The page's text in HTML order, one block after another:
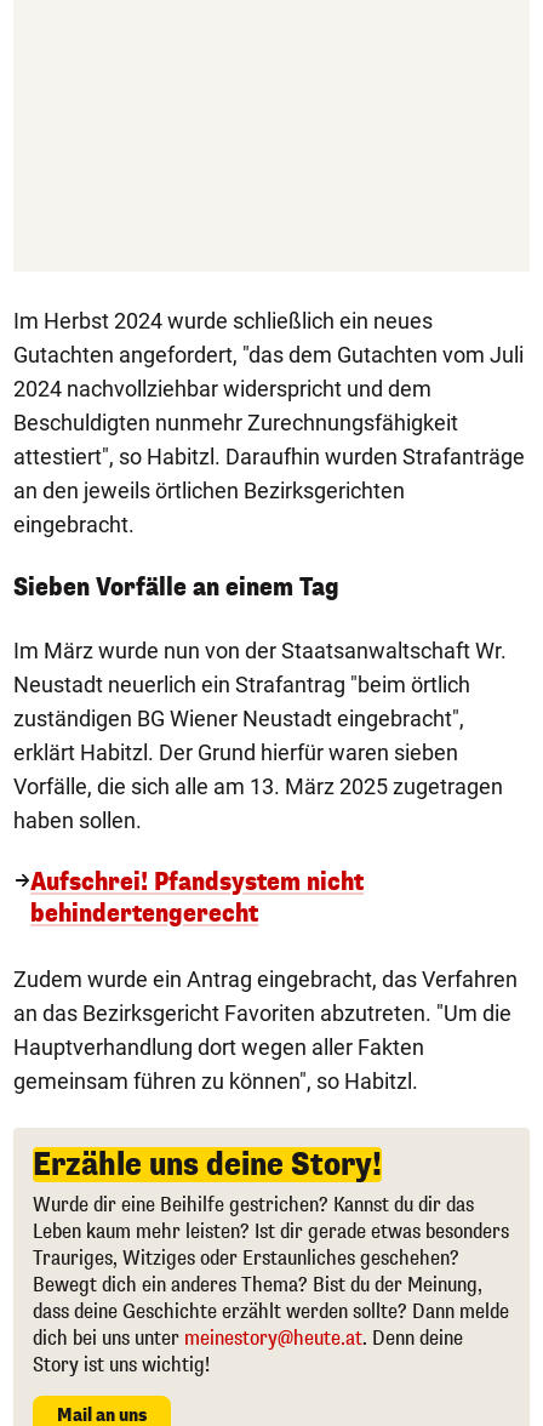
Im Herbst 2024 wurde schließlich ein neues
Gutachten angefordert, "das dem Gutachten vom Juli
2024 nachvollziehbar widerspricht und dem
Beschuldigten nunmehr Zurechnungsfähigkeit
attestiert", so Habitzl. Daraufhin wurden Strafanträge
an den jeweils örtlichen Bezirksgerichten
eingebracht.
Sieben Vorfälle an einem Tag
Im März wurde nun von der Staatsanwaltschaft Wr.
Neustadt neuerlich ein Strafantrag "beim örtlich
zuständigen BG Wiener Neustadt eingebracht",
erklärt Habitzl. Der Grund hierfür waren sieben
Vorfälle, die sich alle am 13. März 2025 zugetragen
haben sollen.
Aufschrei! Pfandsystem nicht
behindertengerecht
Zudem wurde ein Antrag eingebracht, das Verfahren
an das Bezirksgericht Favoriten abzutreten. "Um die
Hauptverhandlung dort wegen aller Fakten
gemeinsam führen zu können", so Habitzl.
Erzähle uns deine Story!
Wurde dir eine Beihilfe gestrichen? Kannst du dir das
Leben kaum mehr leisten? Ist dir gerade etwas besonders
Trauriges, Witziges oder Erstaunliches geschehen?
Bewegt dich ein anderes Thema? Bist du der Meinung,
dass deine Geschichte erzählt werden sollte? Dann melde
dich bei uns unter meinestory@heute.at. Denn deine
Story ist uns wichtig!
Mail an uns